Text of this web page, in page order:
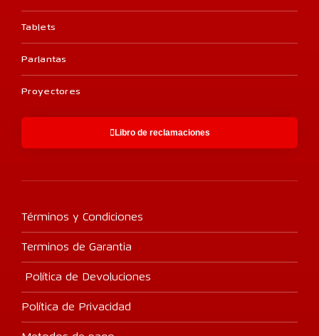
Tablets
Parlantas
Proyectores
Libro de reclamaciones
Términos y Condiciones
Terminos de Garantia
Política de Devoluciones
Política de Privacidad